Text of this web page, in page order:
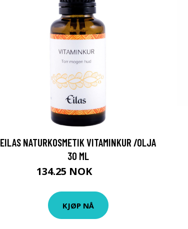
EILAS NATURKOSMETIK VITAMINKUR /OLJA
30 ML
134.25 NOK
KJØP NÅ